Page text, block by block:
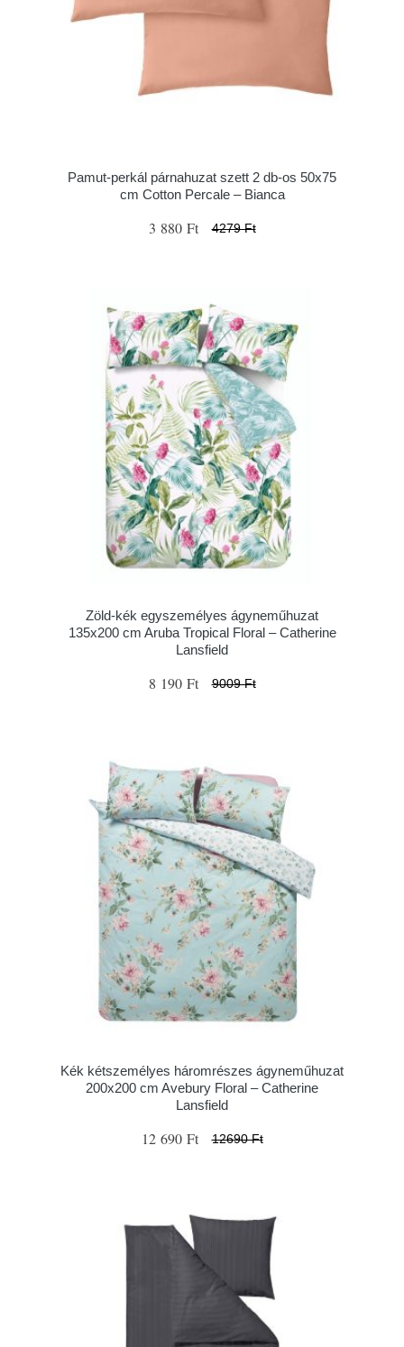
Pamut-perkál párnahuzat szett 2 db-os 50x75
cm Cotton Percale – Bianca
3 880 Ft 4279 Ft
Zöld-kék egyszemélyes ágyneműhuzat
135x200 cm Aruba Tropical Floral – Catherine
Lansfield
8 190 Ft 9009 Ft
Kék kétszemélyes háromrészes ágyneműhuzat
200x200 cm Avebury Floral – Catherine
Lansfield
12 690 Ft 12690 Ft